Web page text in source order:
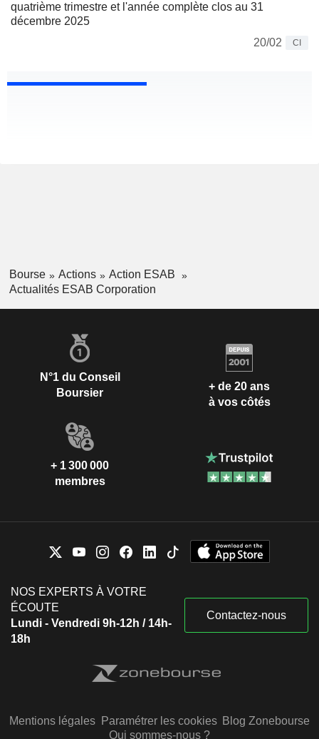
quatrième trimestre et l'année complète clos au 31
décembre 2025
20/02
CI
Bourse Actions
Action ESAB
Actualités ESAB Corporation
N°1 du Conseil
Boursier
+ de 20 ans
à vos côtés
+ 1 300 000
membres
NOS EXPERTS À VOTRE
ÉCOUTE
Lundi - Vendredi 9h-12h / 14h-
18h
Contactez-nous
Mentions légales Paramétrer les cookies Blog Zonebourse
Qui sommes-nous ?